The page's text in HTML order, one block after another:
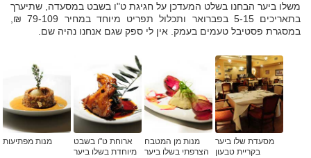
משלו ביער הבחנו בשלט המעדכן על חגיגת ט"ו בשבט במסעדה, שתיערך
בתאריכים 5-15 בפברואר ותכלול תפריט מיוחד במחיר 79-109 ₪,
במסגרת פסטיבל טעמים בעמק. אין לי ספק שגם אנחנו נהיה שם.
מסעדת שלו ביער
בקריית טבעון
מנות מן המטבח
הצרפתי בשלו ביער
ארוחת ט"ו בשבט
מיוחדת בשלו ביער
מנות מפתיעות